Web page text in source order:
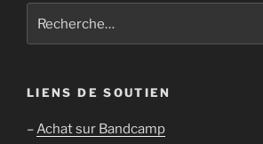
pour
LIENS DE SOUTIEN
–Achat sur Bandcamp